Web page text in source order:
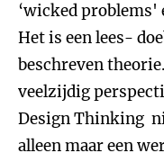
‘wicked problems'
Het is een lees-
beschreven
veelzijdig
Design Thinking
alleen maar een